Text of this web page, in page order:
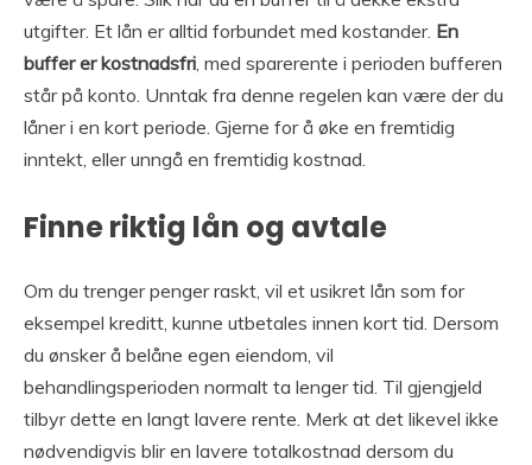
utgifter. Et lån er alltid forbundet med kostander. En
buffer er kostnadsfri, med sparerente i perioden bufferen
står på konto. Unntak fra denne regelen kan være der du
låner i en kort periode. Gjerne for å øke en fremtidig
inntekt, eller unngå en fremtidig kostnad.
Finne riktig lån og avtale
Om du trenger penger raskt, vil et usikret lån som for
eksempel kreditt, kunne utbetales innen kort tid. Dersom
du ønsker å belåne egen eiendom, vil
behandlingsperioden normalt ta lenger tid. Til gjengjeld
tilbyr dette en langt lavere rente. Merk at det likevel ikke
nødvendigvis blir en lavere totalkostnad dersom du